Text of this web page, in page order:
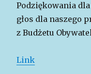
Podziękowania
głos dla naszego
z Budżetu
Link